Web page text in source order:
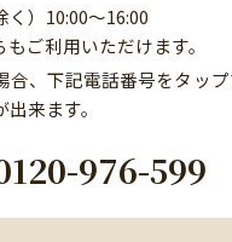
）10:00～16:00
ご利用いただけます。
合、下記電話番号をタッ
来ます。
976-599